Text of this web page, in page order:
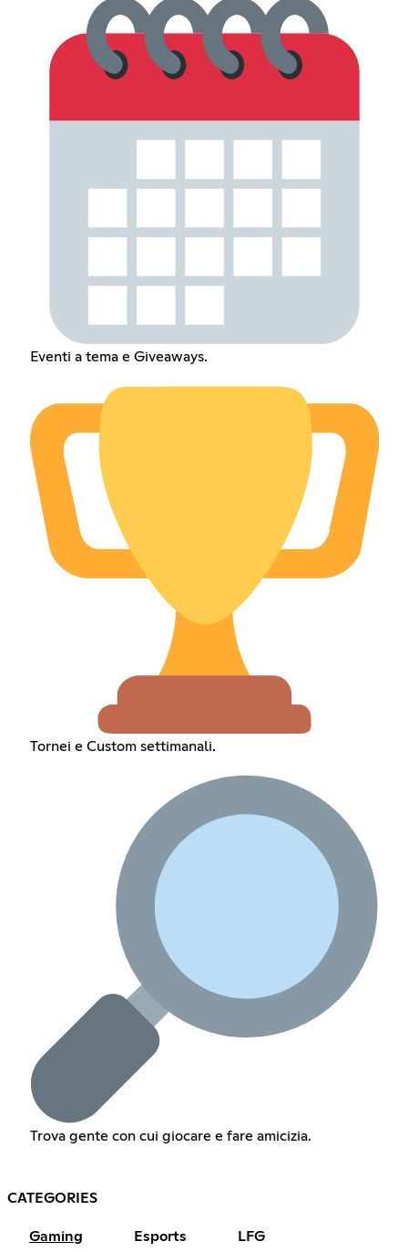
Eventi a tema e Giveaways.
Tornei e Custom settimanali.
Trova gente con cui giocare e fare amicizia.
CATEGORIES
Gaming Esports LFG